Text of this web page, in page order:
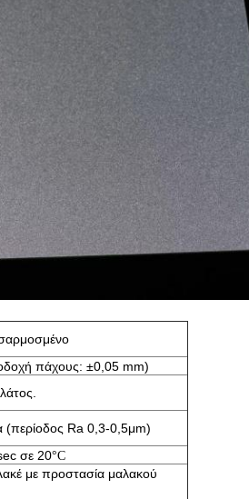
πάχους: ±0,05 mm)
(περίοδος Ra 0,3-0,5μm)
σε 20°C
με προστασία μαλακού